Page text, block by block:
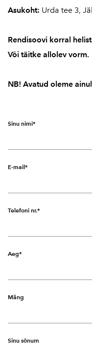
Asukoht: Urda tee 3,
Rendisoovi korral
Või täitke allolev vorm.
NB! Avatud oleme
Sinu nimi
E-mail
Telefoni nr.
Aeg
Mäng
Sinu sõnum